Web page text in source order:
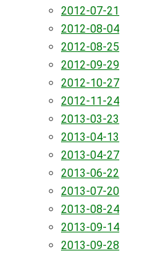
2012-07-21
2012-08-04
2012-08-25
2012-09-29
2012-10-27
2012-11-24
2013-03-23
2013-04-13
2013-04-27
2013-06-22
2013-07-20
2013-08-24
2013-09-14
2013-09-28